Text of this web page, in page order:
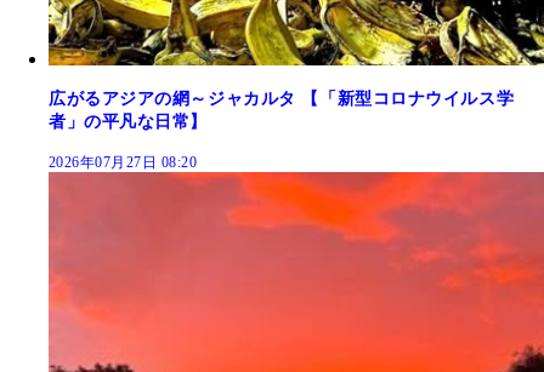
広がるアジアの網～ジャカルタ 【「新型コロナウイルス学
者」の平凡な日常】
2026年07月27日 08:20